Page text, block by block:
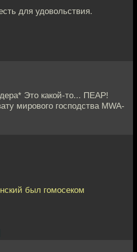
для удовольствия.
Это какой-то... ПЕАР!
мирового господства MWA-
был гомосеком